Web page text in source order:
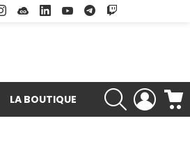
InstagramSoundcloud
LinkedinYoutubeGoogle Play
LA BOUTIQUE
RECHERCHE
LOGIN